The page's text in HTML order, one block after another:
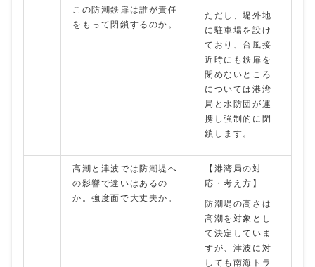
この防潮鉄扉は誰が責任
をもって閉鎖するのか。
ただし、堤外地
に駐車場を設け
ており、台風接
近時にも鉄扉を
閉めないところ
については港湾
局と水防団が連
携し強制的に閉
鎖します。
高潮と津波では防潮堤へ
の影響で違いはあるの
か。強度面で大丈夫か。
【港湾局の対
応・考え方】
防潮堤の高さは
高潮を対象とし
て決定していま
すが、津波に対
しても南海トラ